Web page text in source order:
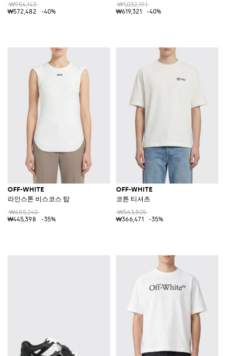
₩954,143
₩572,482
-40%
₩1,032,191
₩619,321
-40%
OFF-WHITE
라인스톤 비스코스 탑
₩685,240
₩445,398
-35%
OFF-WHITE
코튼 티셔츠
₩563,805
₩366,471
-35%